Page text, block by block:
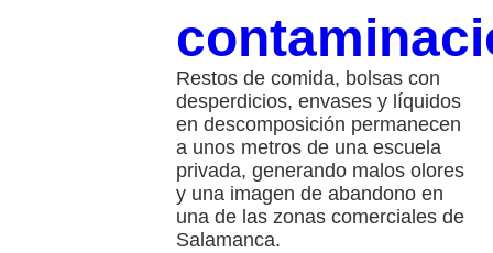
Restos de comida, bolsas con
desperdicios, envases y líquidos
en descomposición permanecen
a unos metros de una escuela
privada, generando malos olores
y una imagen de abandono en
una de las zonas comerciales de
Salamanca.